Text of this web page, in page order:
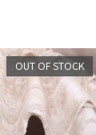
OUT OF STOCK